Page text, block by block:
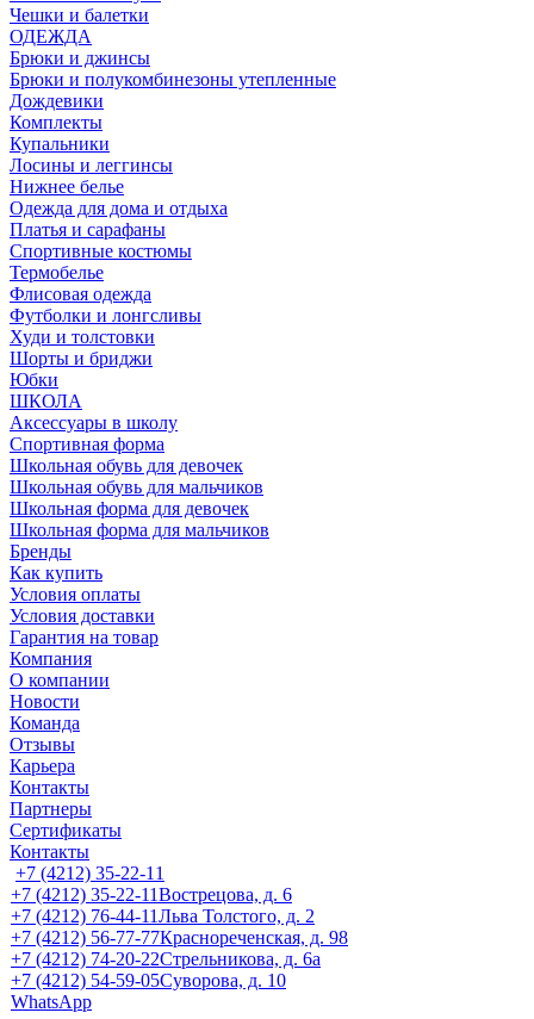
Чешки и балетки
ОДЕЖДА
Брюки и джинсы
Брюки и полукомбинезоны утепленные
Дождевики
Комплекты
Купальники
Лосины и леггинсы
Нижнее белье
Одежда для дома и отдыха
Платья и сарафаны
Спортивные костюмы
Термобелье
Флисовая одежда
Футболки и лонгсливы
Худи и толстовки
Шорты и бриджи
Юбки
ШКОЛА
Аксессуары в школу
Спортивная форма
Школьная обувь для девочек
Школьная обувь для мальчиков
Школьная форма для девочек
Школьная форма для мальчиков
Бренды
Как купить
Условия оплаты
Условия доставки
Гарантия на товар
Компания
О компании
Новости
Команда
Отзывы
Карьера
Контакты
Партнеры
Сертификаты
Контакты
+7 (4212) 35-22-11
+7 (4212) 35-22-11Вострецова, д. 6
+7 (4212) 76-44-11Льва Толстого, д. 2
+7 (4212) 56-77-77Краснореченская, д. 98
+7 (4212) 74-20-22Стрельникова, д. 6а
+7 (4212) 54-59-05Суворова, д. 10
WhatsApp